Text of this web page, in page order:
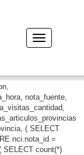
nota_fuente,
( SELECT
nci.nota_id =
SELECT count(*)
Desplegar
navegación